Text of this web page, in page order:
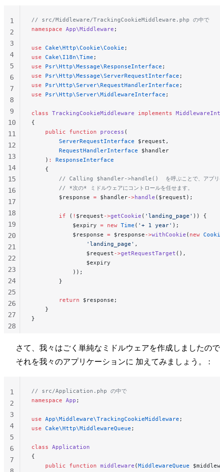
// src/Middleware/TrackingCookieMiddleware.php の中で
namespace App\Middleware ;
use Cake\Http\Cookie\Cookie ;
use Cake\I18n\Time ;
use Psr\Http\Message\ResponseInterface ;
use Psr\Http\Message\ServerRequestInterface ;
use Psr\Http\Server\RequestHandlerInterface ;
use Psr\Http\Server\MiddlewareInterface ;
class TrackingCookieMiddleware implements
{
    public
function process (
        ServerRequestInterface
$request,
        RequestHandlerInterface
$handler
    )
:
ResponseInterface
    {
// Calling $handler->handle()  を呼ぶことで、アプリケ
        // *次の* ミドルウェアにコントロールを任せます。
        $response
= $handler->handle ($request);
        if
( ! $request ->getCookie ( 'landing_page' )) {
            $expiry
= new Time ( '+ 1 year' );
            $response
= $response ->withCookie ( new
                'landing_page'
,
                $request
->getRequestTarget (),
                $expiry
            ));
        }
        return
$response;
    }
}
1
2
3
4
5
6
7
8
9
10
11
12
13
14
15
16
17
18
19
20
21
22
23
24
25
26
27
28
さて、我々はごく単純なミドルウェアを作成しましたの
それを我々のアプリケーションに 加えてみましょう。 :
// src/Application.php の中で
namespace App ;
use App\Middleware\TrackingCookieMiddleware ;
use Cake\Http\MiddlewareQueue ;
class Application
{
    public
function middleware (MiddlewareQueue
1
2
3
4
5
6
7